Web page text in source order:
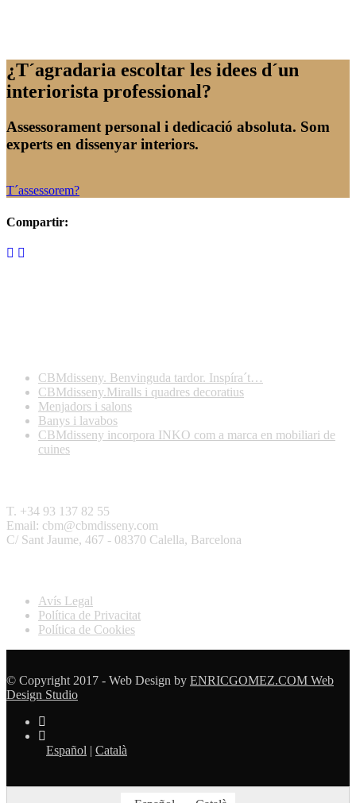
¿T´agradaria escoltar les idees d´un
interiorista professional?
Assessorament personal i dedicació absoluta. Som
experts en dissenyar interiors.
T´assessorem?
Compartir:
CBMdisseny. Benvinguda tardor. Inspíra´t…
CBMdisseny.Miralls i quadres decoratius
Menjadors i salons
Banys i lavabos
CBMdisseny incorpora INKO com a marca en mobiliari de
cuines
T. +34 93 137 82 55
Email: cbm@cbmdisseny.com
C/ Sant Jaume, 467 - 08370 Calella, Barcelona
Avís Legal
Política de Privacitat
Política de Cookies
© Copyright 2017 - Web Design by ENRICGOMEZ.COM Web
Design Studio
Español | Català